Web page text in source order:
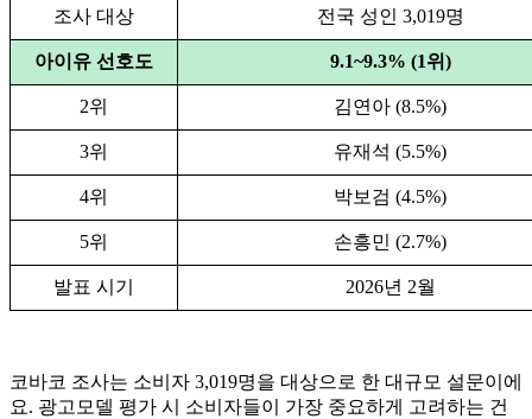
조사 대상 전국 성인 3,019명
아이유 선호도 9.1~9.3% (1위)
2위 김연아 (8.5%)
3위 유재석 (5.5%)
4위 박보검 (4.5%)
5위 손흥민 (2.7%)
발표 시기 2026년 2월
코바코 조사는 소비자 3,019명을 대상으로 한 대규모 설문이에
요. 광고모델 평가 시 소비자들이 가장 중요하게 고려하는 건